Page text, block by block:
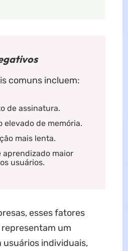
comuns incluem:
de assinatura.
elevado de memória.
mais lenta.
aprendizado maior
usuários.
esses fatores
um
usuários individuais,